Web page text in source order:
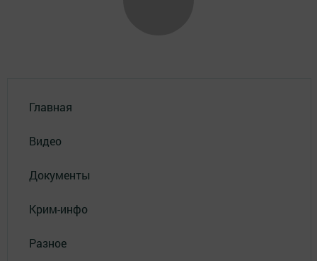
Главная
Видео
Документы
Крим-инфо
Разное